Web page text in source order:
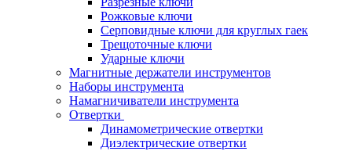
Рожковые ключи
Серповидные ключи для круглых гаек
Трещоточные ключи
Ударные ключи
Магнитные держатели инструментов
Наборы инструмента
Намагничиватели инструмента
Отвертки
Динамометрические отвертки
Диэлектрические отвертки